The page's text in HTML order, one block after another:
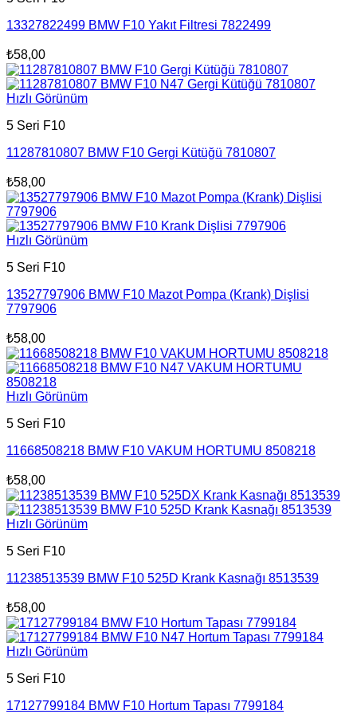
13327822499 BMW F10 Yakıt Filtresi 7822499
₺58,00
Hızlı Görünüm
5 Seri F10
11287810807 BMW F10 Gergi Kütüğü 7810807
₺58,00
Hızlı Görünüm
5 Seri F10
13527797906 BMW F10 Mazot Pompa (Krank) Dişlisi
7797906
₺58,00
Hızlı Görünüm
5 Seri F10
11668508218 BMW F10 VAKUM HORTUMU 8508218
₺58,00
Hızlı Görünüm
5 Seri F10
11238513539 BMW F10 525D Krank Kasnağı 8513539
₺58,00
Hızlı Görünüm
5 Seri F10
17127799184 BMW F10 Hortum Tapası 7799184